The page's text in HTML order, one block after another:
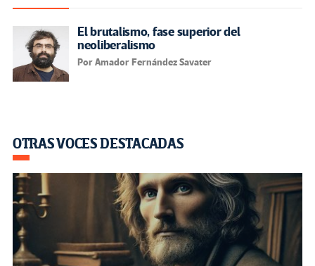
El brutalismo, fase superior del
neoliberalismo
Por Amador Fernández Savater
OTRAS VOCES DESTACADAS